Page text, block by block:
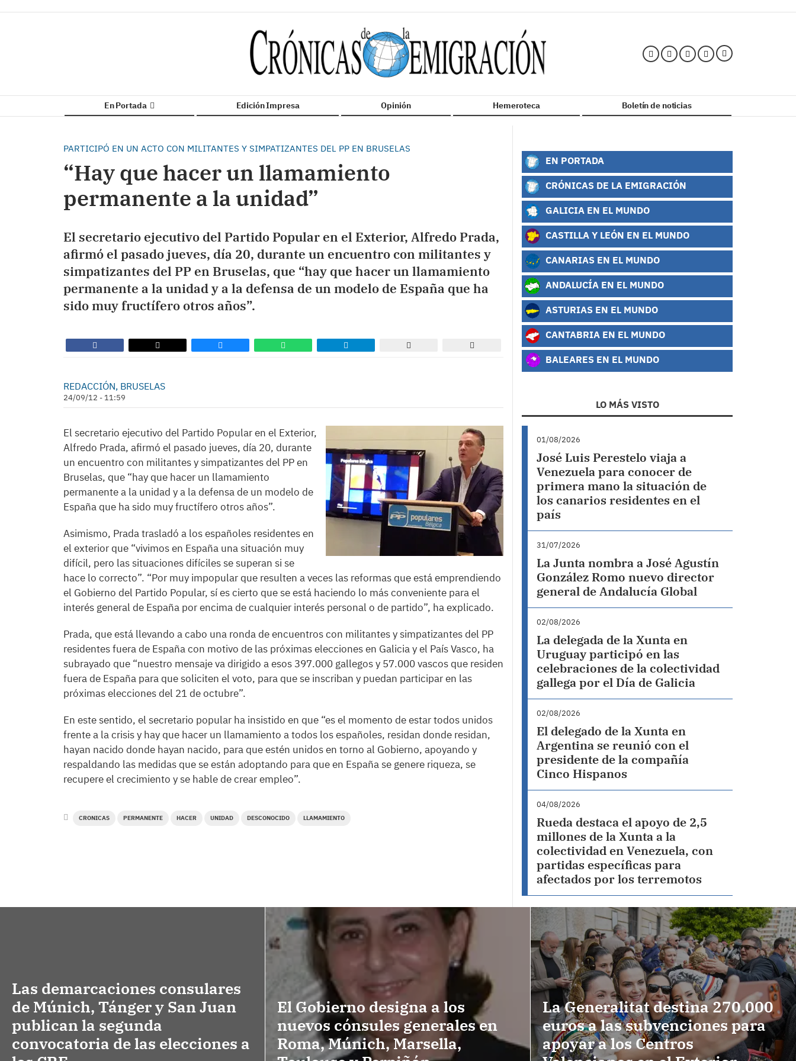
En Portada Edición Impresa Opinión Hemeroteca Boletín de noticias
PARTICIPÓ EN UN ACTO CON MILITANTES Y SIMPATIZANTES DEL PP EN BRUSELAS
“Hay que hacer un llamamiento
permanente a la unidad”
El secretario ejecutivo del Partido Popular en el Exterior, Alfredo Prada,
afirmó el pasado jueves, día 20, durante un encuentro con militantes y
simpatizantes del PP en Bruselas, que “hay que hacer un llamamiento
permanente a la unidad y a la defensa de un modelo de España que ha
sido muy fructífero otros años”.
REDACCIÓN, BRUSELAS
24/09/12 - 11:59
El secretario ejecutivo del Partido Popular en el Exterior,
Alfredo Prada, afirmó el pasado jueves, día 20, durante
un encuentro con militantes y simpatizantes del PP en
Bruselas, que “hay que hacer un llamamiento
permanente a la unidad y a la defensa de un modelo de
España que ha sido muy fructífero otros años”.
Asimismo, Prada trasladó a los españoles residentes en
el exterior que “vivimos en España una situación muy
difícil, pero las situaciones difíciles se superan si se
hace lo correcto”. “Por muy impopular que resulten a veces las reformas que está emprendiendo
el Gobierno del Partido Popular, sí es cierto que se está haciendo lo más conveniente para el
interés general de España por encima de cualquier interés personal o de partido”, ha explicado.
Prada, que está llevando a cabo una ronda de encuentros con militantes y simpatizantes del PP
residentes fuera de España con motivo de las próximas elecciones en Galicia y el País Vasco, ha
subrayado que “nuestro mensaje va dirigido a esos 397.000 gallegos y 57.000 vascos que residen
fuera de España para que soliciten el voto, para que se inscriban y puedan participar en las
próximas elecciones del 21 de octubre”.
En este sentido, el secretario popular ha insistido en que “es el momento de estar todos unidos
frente a la crisis y hay que hacer un llamamiento a todos los españoles, residan donde residan,
hayan nacido donde hayan nacido, para que estén unidos en torno al Gobierno, apoyando y
respaldando las medidas que se están adoptando para que en España se genere riqueza, se
recupere el crecimiento y se hable de crear empleo”.
CRONICAS PERMANENTE HACER UNIDAD DESCONOCIDO LLAMAMIENTO
EN PORTADA
CRÓNICAS DE LA EMIGRACIÓN
GALICIA EN EL MUNDO
CASTILLA Y LEÓN EN EL MUNDO
CANARIAS EN EL MUNDO
ANDALUCÍA EN EL MUNDO
ASTURIAS EN EL MUNDO
CANTABRIA EN EL MUNDO
BALEARES EN EL MUNDO
LO MÁS VISTO
01/08/2026
José Luis Perestelo viaja a
Venezuela para conocer de
primera mano la situación de
los canarios residentes en el
país
31/07/2026
La Junta nombra a José Agustín
González Romo nuevo director
general de Andalucía Global
02/08/2026
La delegada de la Xunta en
Uruguay participó en las
celebraciones de la colectividad
gallega por el Día de Galicia
02/08/2026
El delegado de la Xunta en
Argentina se reunió con el
presidente de la compañía
Cinco Hispanos
04/08/2026
Rueda destaca el apoyo de 2,5
millones de la Xunta a la
colectividad en Venezuela, con
partidas específicas para
afectados por los terremotos
Las demarcaciones consulares
de Múnich, Tánger y San Juan
publican la segunda
convocatoria de las elecciones a
El Gobierno designa a los
nuevos cónsules generales en
Roma, Múnich, Marsella,
La Generalitat destina 270.000
euros a las subvenciones para
apoyar a los Centros